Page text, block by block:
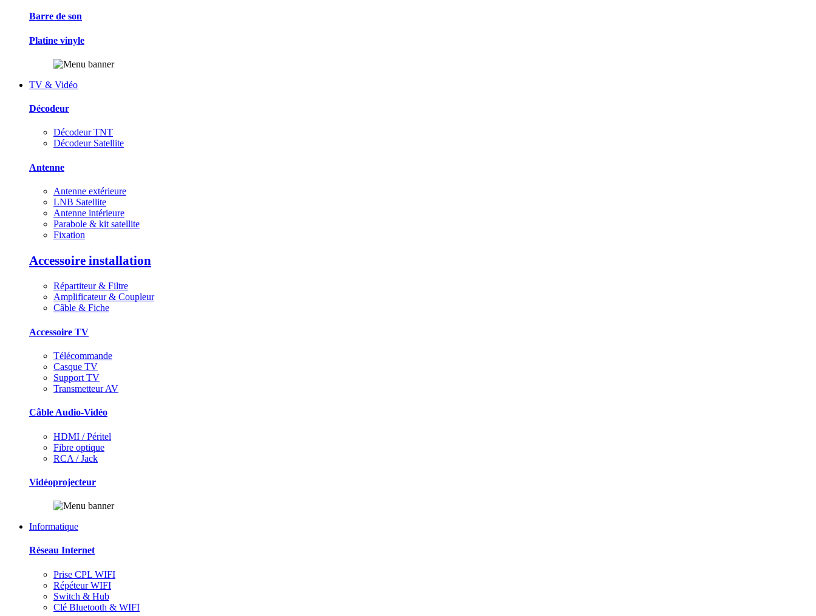
Barre de son
Platine vinyle
TV & Vidéo
Décodeur
Décodeur TNT
Décodeur Satellite
Antenne
Antenne extérieure
LNB Satellite
Antenne intérieure
Parabole & kit satellite
Fixation
Accessoire installation
Répartiteur & Filtre
Amplificateur & Coupleur
Câble & Fiche
Accessoire TV
Télécommande
Casque TV
Support TV
Transmetteur AV
Câble Audio-Vidéo
HDMI / Péritel
Fibre optique
RCA / Jack
Vidéoprojecteur
Informatique
Réseau Internet
Prise CPL WIFI
Répéteur WIFI
Switch & Hub
Clé Bluetooth & WIFI